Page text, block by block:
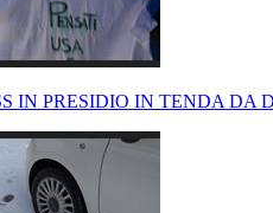
IN PRESIDIO IN TENDA DA